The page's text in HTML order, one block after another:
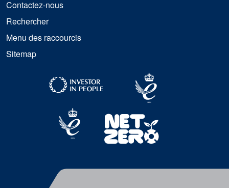
Contactez-nous
Rechercher
Menu des raccourcis
Sitemap